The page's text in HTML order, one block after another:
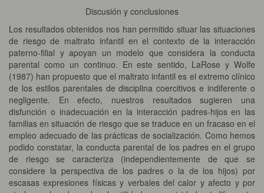
Discusión y conclusiones
Los resultados obtenidos nos han permitido situar las situaciones
de riesgo de maltrato infantil en el contexto de la interacción
paterno-filial y apoyan un modelo que considera la conducta
parental como un continuo. En este sentido, LaRose y Wolfe
(1987) han propuesto que el maltrato infantil es el extremo clínico
de los estilos parentales de disciplina coercitivos e indiferente o
negligente. En efecto, nuestros resultados sugieren una
disfunción o inadecuación en la interacción padres-hijos en las
familias en situación de riesgo que se traduce en un fracaso en el
empleo adecuado de las prácticas de socialización. Como hemos
podido constatar, la conducta parental de los padres en el grupo
de riesgo se caracteriza (independientemente de que se
considere la perspectiva de los padres o la de los hijos) por
escasas expresiones físicas y verbales del calor y afecto y por